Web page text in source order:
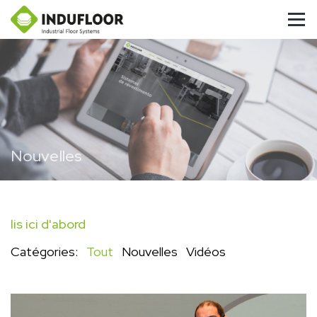
Nouvelles
lis ici d'abord
Catégories:
Tout Nouvelles Vidéos